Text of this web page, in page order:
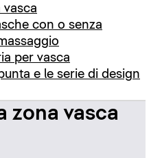
vasca
con o senza
per vasca
e le serie di design
zona vasca